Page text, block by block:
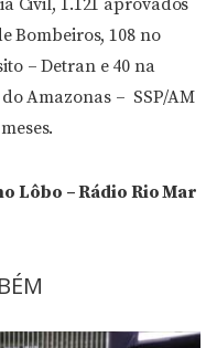
Bombeiros, 108 no
– Detran e 40 na
Amazonas – SSP/AM
Lôbo – Rádio Rio Mar